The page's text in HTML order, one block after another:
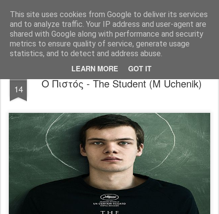
This site uses cookies from Google to deliver its services
and to analyze traffic. Your IP address and user-agent are
shared with Google along with performance and security
metrics to ensure quality of service, generate usage
statistics, and to detect and address abuse.
LEARN MORE GOT IT
FilmBoy
14 Ο Πιστός - The Student (M Uchenik)